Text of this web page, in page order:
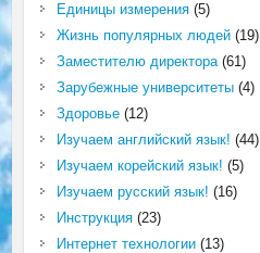
Единицы измерения(5)
Жизнь популярных людей(19)
Заместителю директора(61)
Зарубежные университеты(4)
Здоровье(12)
Изучаем английский язык! (44)
Изучаем корейский язык! (5)
Изучаем русский язык! (16)
Инструкция(23)
Интернет технологии(13)